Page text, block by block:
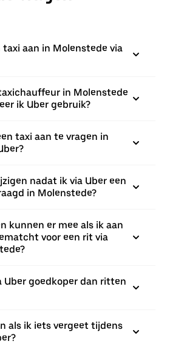
taxi aan in Molenstede via
in Molenstede
ik Uber gebruik?
taxi aan te vragen in
nadat ik via Uber een
in Molenstede?
kunnen er mee als ik aan
voor een rit via
goedkoper dan ritten
als ik iets vergeet tijdens